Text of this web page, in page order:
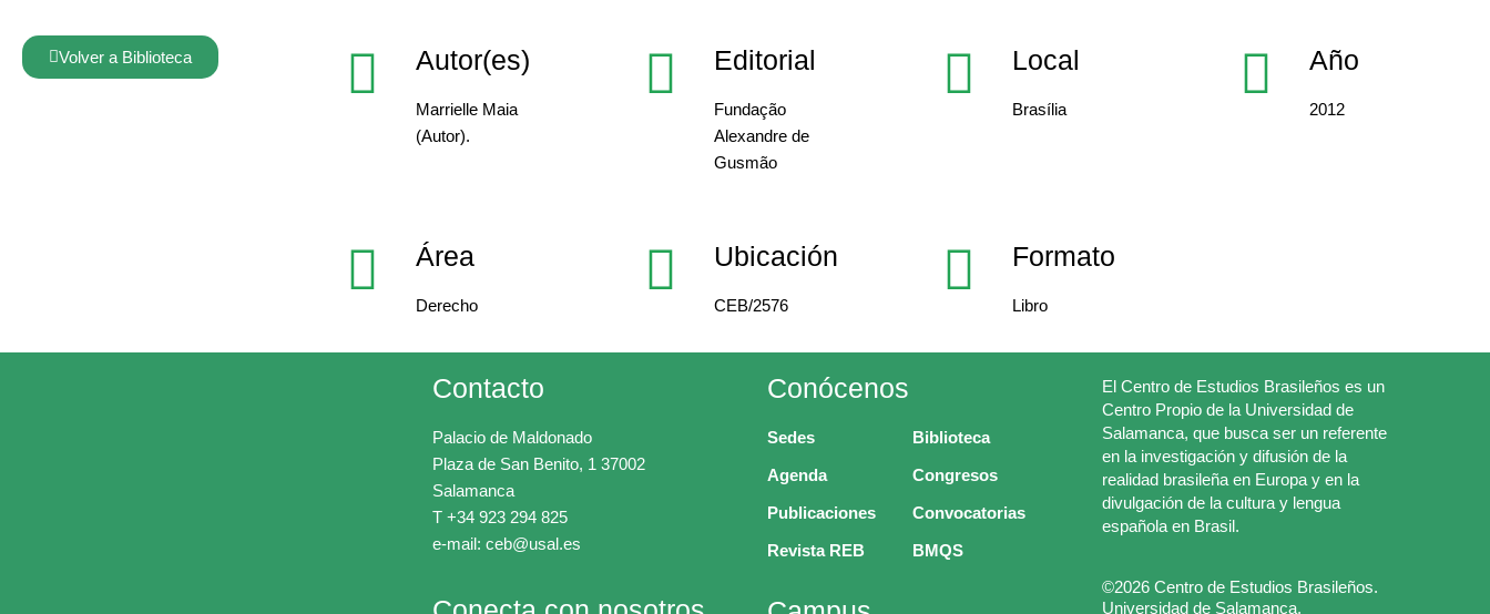
Volver a Biblioteca Autor(es)
Marrielle Maia
(Autor).
Editorial
Fundação
Alexandre de
Gusmão
Local
Brasília
Año
2012
Área
Derecho
Ubicación
CEB/2576
Formato
Libro
Contacto
Palacio de Maldonado
Plaza de San Benito, 1 37002
Salamanca
T +34 923 294 825
e-mail: ceb@usal.es
Conócenos
Sedes
Agenda
Publicaciones
Revista REB
Biblioteca
Congresos
Convocatorias
BMQS
El Centro de Estudios Brasileños es un
Centro Propio de la Universidad de
Salamanca, que busca ser un referente
en la investigación y difusión de la
realidad brasileña en Europa y en la
divulgación de la cultura y lengua
española en Brasil.
©2026 Centro de Estudios Brasileños.
Universidad de Salamanca.